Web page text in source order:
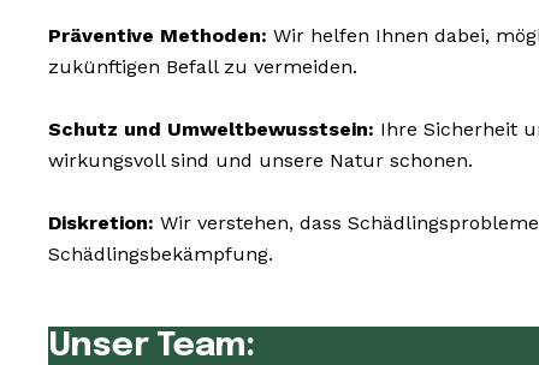
Präventive Methoden: Wir helfen Ihnen dabei,
zukünftigen Befall zu vermeiden.
Schutz und Umweltbewusstsein: Ihre Sicherheit
wirkungsvoll sind und unsere Natur schonen.
Diskretion: Wir verstehen, dass
Schädlingsbekämpfung.
Unser Team: